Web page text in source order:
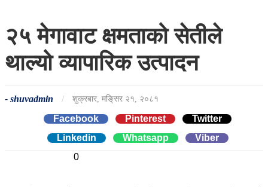
२५ मेगावाट क्षमताको सेतीले
थाल्यो व्यापारिक उत्पादन
- shuvadmin / शुक्रबार, मङि्सर २१, २०८१
Facebook
0
Pinterest
0
Twitter
Linkedin
0
Whatsapp Viber